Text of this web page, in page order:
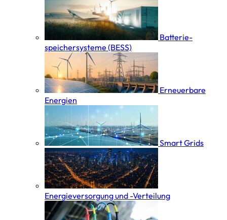
Batterie­
speicher­systeme (BESS)
Erneuerbare
Energien
Smart Grids
Energieversorgung und -Verteilung